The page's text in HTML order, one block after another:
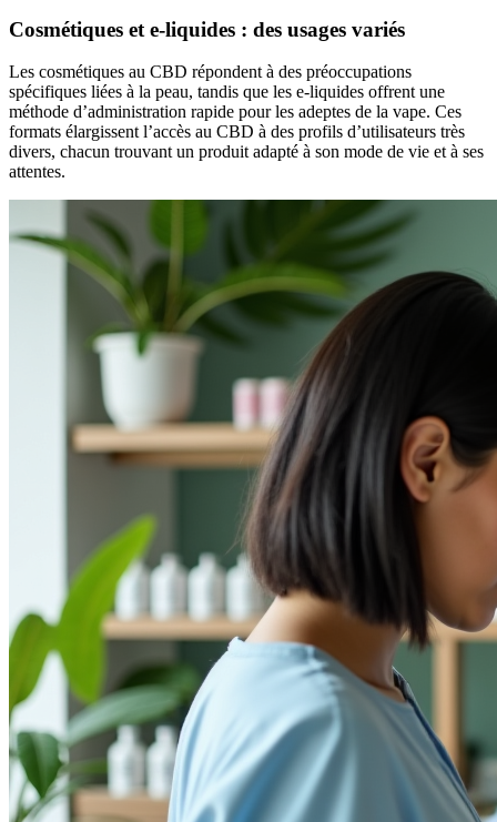
Cosmétiques et e-liquides : des usages variés
Les cosmétiques au CBD répondent à des préoccupations
spécifiques liées à la peau, tandis que les e-liquides offrent une
méthode d’administration rapide pour les adeptes de la vape. Ces
formats élargissent l’accès au CBD à des profils d’utilisateurs très
divers, chacun trouvant un produit adapté à son mode de vie et à ses
attentes.